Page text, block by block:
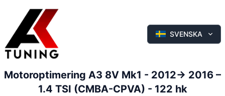
SVENSKA
Motoroptimering A3 8V Mk1 - 2012-> 2016 –
1.4 TSI (CMBA-CPVA) - 122 hk